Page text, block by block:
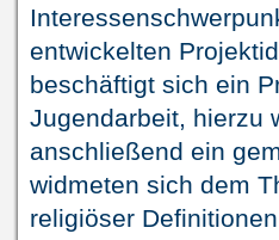
entwickelten
beschäftigt sich ein
Jugendarbeit, hierzu
anschließend ein
widmeten sich dem
religiöser